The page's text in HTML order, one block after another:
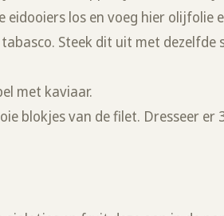
los en voeg hier olijfolie
Steek dit uit met dezelfde
met kaviaar.
blokjes van de filet. Dresseer er